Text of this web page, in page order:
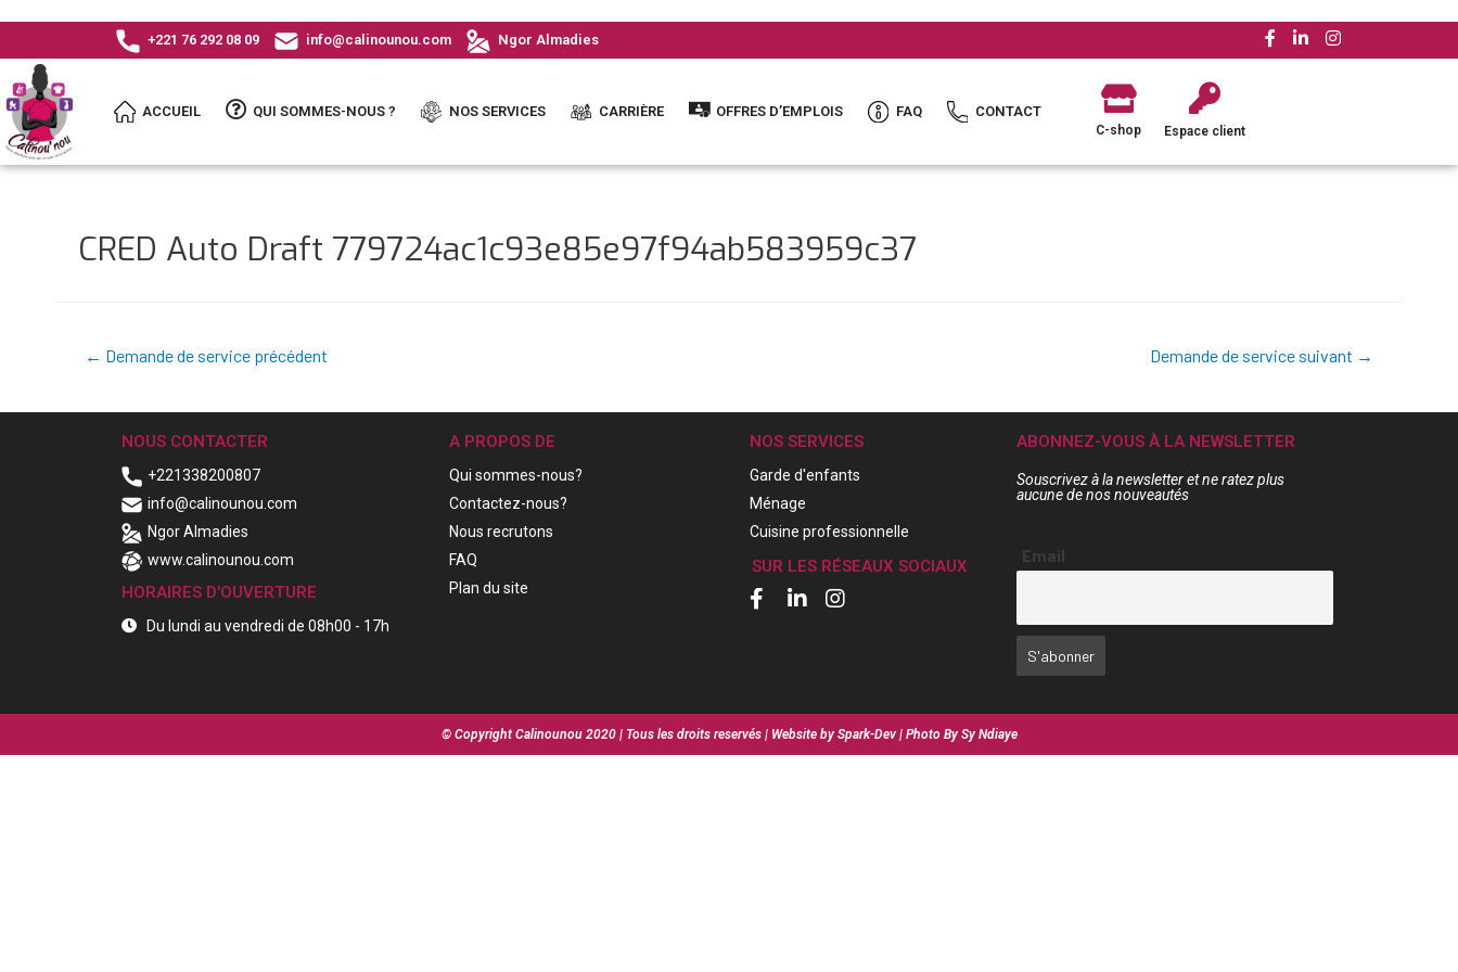
+221 76 292 08 09 info@calinounou.com Ngor Almadies
ACCUEIL QUI SOMMES-NOUS ? NOS SERVICES CARRIÈRE OFFRES D’EMPLOIS FAQ CONTACT
C-shop Espace client
CRED Auto Draft 779724ac1c93e85e97f94ab583959c37
← Demande de service précédent Demande de service suivant →
NOUS CONTACTER
+221338200807
info@calinounou.com
Ngor Almadies
www.calinounou.com
HORAIRES D'OUVERTURE
Du lundi au vendredi de 08h00 - 17h
A PROPOS DE
Qui sommes-nous?
Contactez-nous?
Nous recrutons
FAQ
Plan du site
NOS SERVICES
Garde d'enfants
Ménage
Cuisine professionnelle
SUR LES RÉSEAUX SOCIAUX
ABONNEZ-VOUS À LA NEWSLETTER
Souscrivez à la newsletter et ne ratez plus
aucune de nos nouveautés
Email
© Copyright Calinounou 2020 | Tous les droits reservés | Website by Spark-Dev | Photo By Sy Ndiaye